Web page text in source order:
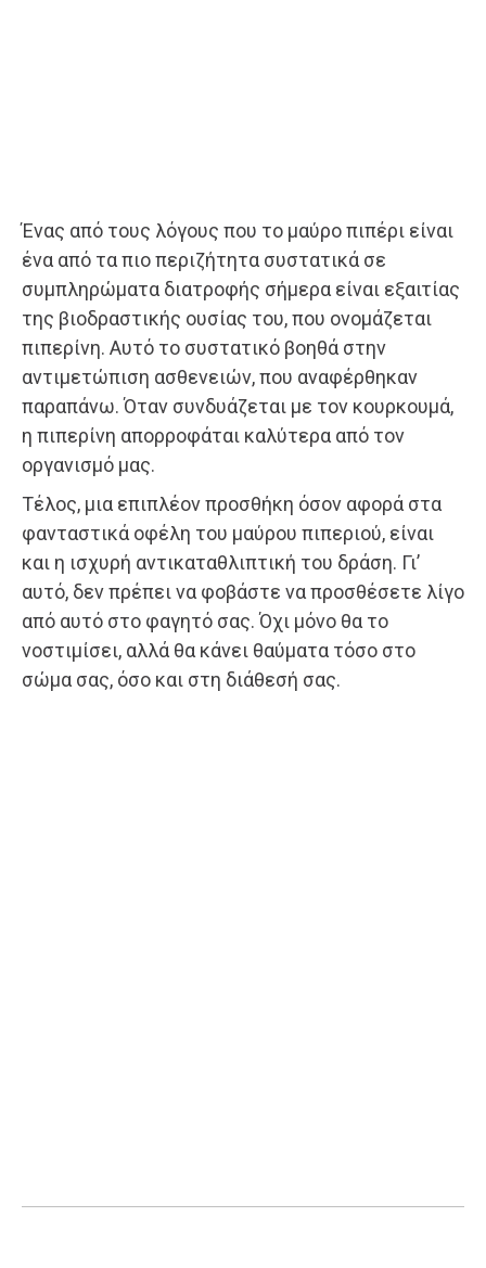
Ένας από τους λόγους που το μαύρο πιπέρι είναι
ένα από τα πιο περιζήτητα συστατικά σε
συμπληρώματα διατροφής σήμερα είναι εξαιτίας
της βιοδραστικής ουσίας του, που ονομάζεται
πιπερίνη. Αυτό το συστατικό βοηθά στην
αντιμετώπιση ασθενειών, που αναφέρθηκαν
παραπάνω. Όταν συνδυάζεται με τον κουρκουμά,
η πιπερίνη απορροφάται καλύτερα από τον
οργανισμό μας.
Τέλος, μια επιπλέον προσθήκη όσον αφορά στα
φανταστικά οφέλη του μαύρου πιπεριού, είναι
και η ισχυρή αντικαταθλιπτική του δράση. Γι’
αυτό, δεν πρέπει να φοβάστε να προσθέσετε λίγο
από αυτό στο φαγητό σας. Όχι μόνο θα το
νοστιμίσει, αλλά θα κάνει θαύματα τόσο στο
σώμα σας, όσο και στη διάθεσή σας.